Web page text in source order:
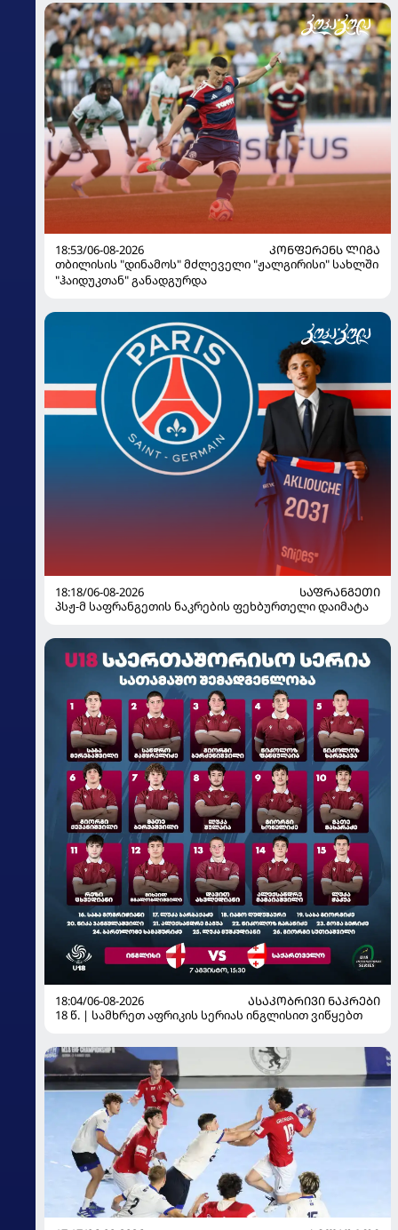
18:53/06-08-2026
ᲙᲝᲜᲤᲔᲠᲔᲜᲡ ᲚᲘᲒᲐ
თბილისის "დინამოს" მძლეველი "ჟალგირისი" სახლში
"ჰაიდუკთან" განადგურდა
18:18/06-08-2026
ᲡᲐᲤᲠᲐᲜᲒᲔᲗᲘ
პსჟ-მ საფრანგეთის ნაკრების ფეხბურთელი დაიმატა
18:04/06-08-2026
ᲐᲡᲐᲙᲝᲑᲠᲘᲕᲘ ᲜᲐᲙᲠᲔᲑᲘ
18 წ. | სამხრეთ აფრიკის სერიას ინგლისით ვიწყებთ